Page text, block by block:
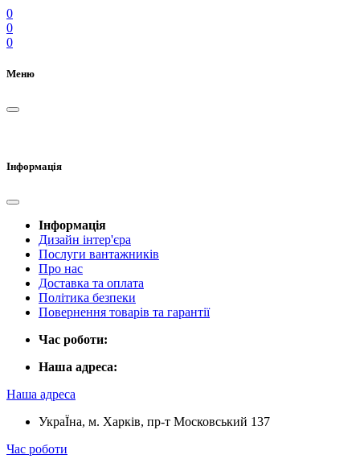
0
0
0
Меню
Інформація
Інформація
Дизайн інтер'єра
Послуги вантажників
Про нас
Доставка та оплата
Політика безпеки
Повернення товарів та гарантії
Час роботи:
Наша адреса:
Наша адреса
УкраЇна, м. Харків, пр-т Московський 137
Час роботи